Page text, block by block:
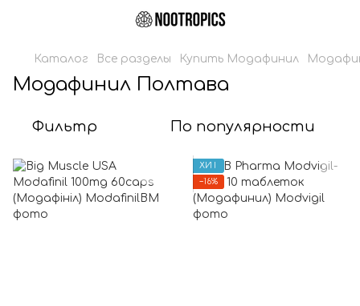
Каталог Все разделы Купить Модафинил
Модафинил Полтава
Фильтр По популярности
ХИТ
−16%